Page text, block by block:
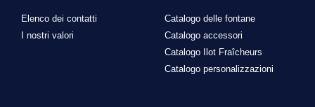
Elenco dei contatti
I nostri valori
Catalogo delle fontane
Catalogo accessori
Catalogo Ilot Fraîcheurs
Catalogo personalizzazioni